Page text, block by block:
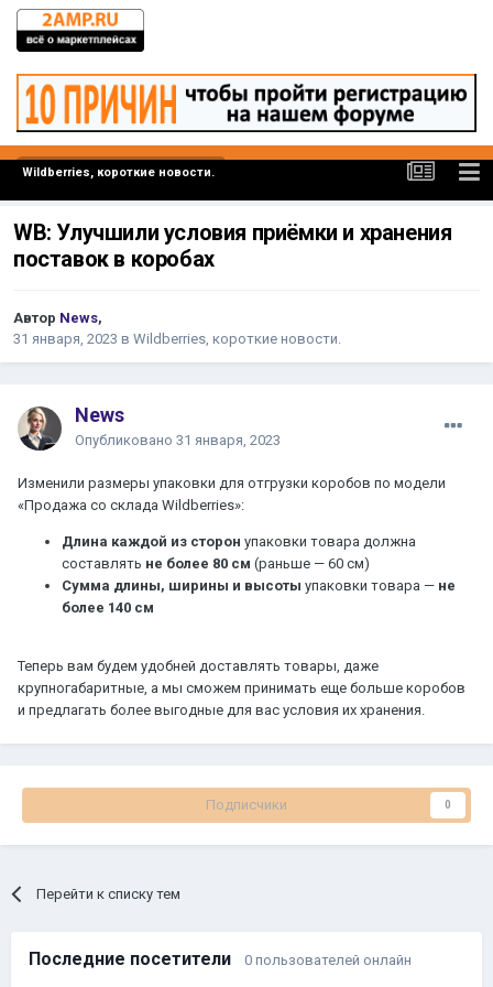
Wildberries, короткие новости.
WB: Улучшили условия приёмки и хранения
поставок в коробах
Автор News,
31 января, 2023 в Wildberries, короткие новости.
News
Опубликовано 31 января, 2023
Изменили размеры упаковки для отгрузки коробов по модели
«Продажа со склада Wildberries»:
Длина каждой из сторон упаковки товара должна
составлять не более 80 см (раньше — 60 см)
Сумма длины, ширины и высоты упаковки товара — не
более 140 см
Теперь вам будем удобней доставлять товары, даже
крупногабаритные, а мы сможем принимать еще больше коробов
и предлагать более выгодные для вас условия их хранения.
Подписчики 0
Перейти к списку тем
Последние посетители 0 пользователей онлайн